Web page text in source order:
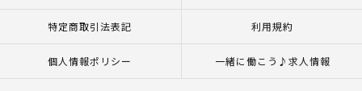
特定商取引法表記 利用規約
個人情報ポリシー 一緒に働こう♪求人情報